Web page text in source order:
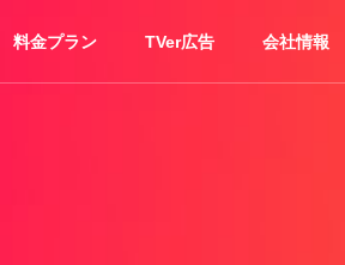
料金プラン TVer広告 会社情報